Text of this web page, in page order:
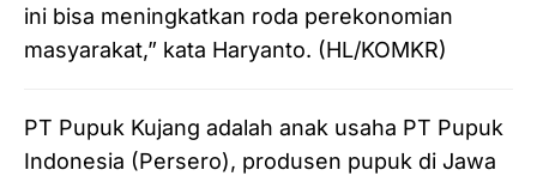
ini bisa meningkatkan roda perekonomian
masyarakat,” kata Haryanto. (HL/KOMKR)
PT Pupuk Kujang adalah anak usaha PT Pupuk
Indonesia (Persero), produsen pupuk di Jawa